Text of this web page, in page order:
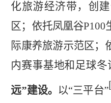
化旅游经济带，创
区；依托凤凰谷P100
际康养旅游示范区；
内赛事基地和足球冬
远”建设。 以“三平台”